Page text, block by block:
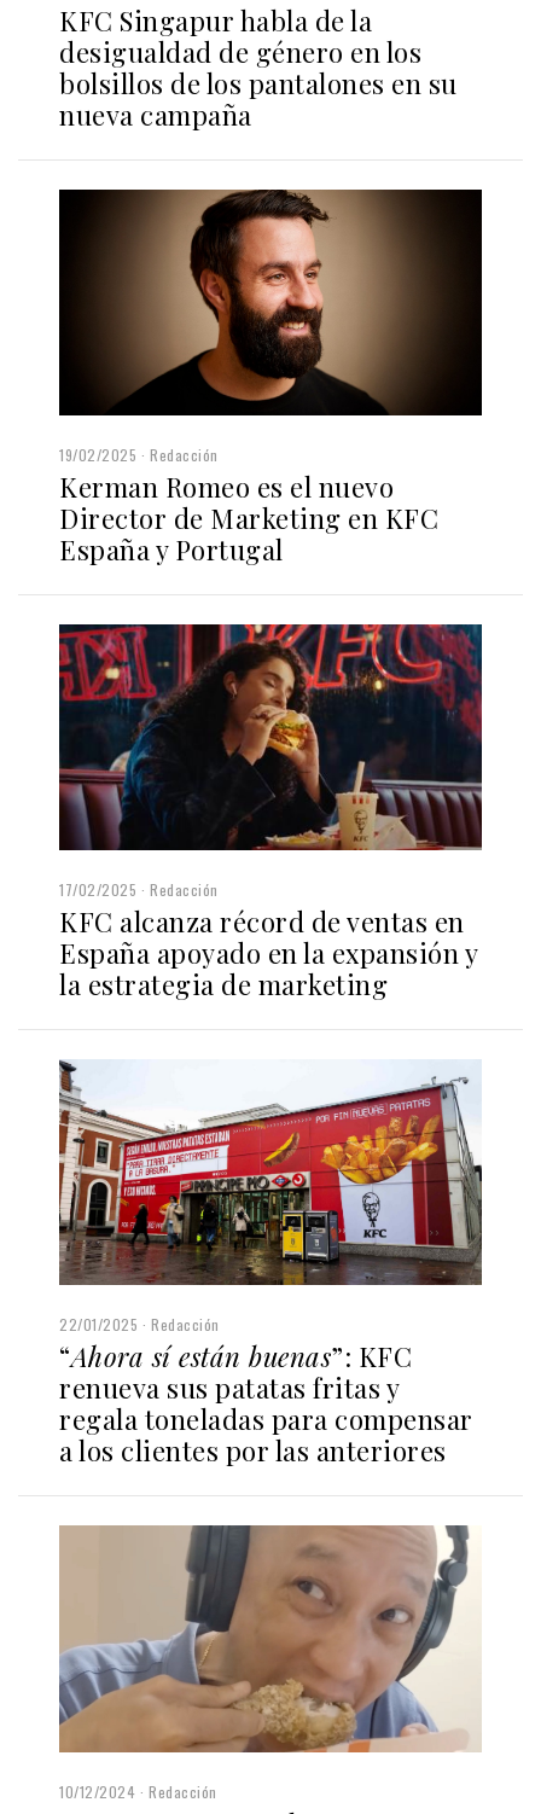
KFC Singapur habla de la
desigualdad de género en los
bolsillos de los pantalones en su
nueva campaña
19/02/2025 Redacción
Kerman Romeo es el nuevo
Director de Marketing en KFC
España y Portugal
17/02/2025 Redacción
KFC alcanza récord de ventas en
España apoyado en la expansión y
la estrategia de marketing
22/01/2025 Redacción
“Ahora sí están buenas”: KFC
renueva sus patatas fritas y
regala toneladas para compensar
a los clientes por las anteriores
10/12/2024 Redacción